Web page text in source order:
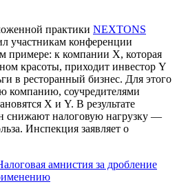
практики NEXTONS
участникам конференции
примере: к компании X, которая
красоты, приходит инвестор Y
в ресторанный бизнес. Для этого
компанию, соучредителями
X и Y. В результате
снижают налоговую нагрузку —
Инспекция заявляет о
амнистия за дробление